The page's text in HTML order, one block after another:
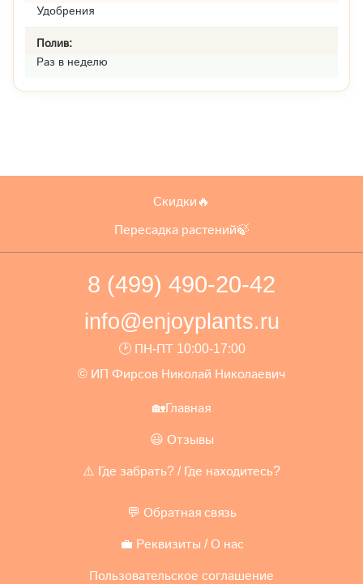
Удобрения
Полив:
Раз в неделю
Скидки🔥
Пересадка растений🍃
8 (499) 490-20-42
info@enjoyplants.ru
🕑 ПН-ПТ 10:00-17:00
© ИП Фирсов Николай Николаевич
🏡Главная
😃 Отзывы
⚠️ Где забрать? / Где находитесь?
💬 Обратная связь
💼 Реквизиты / О нас
Пользовательское соглашение